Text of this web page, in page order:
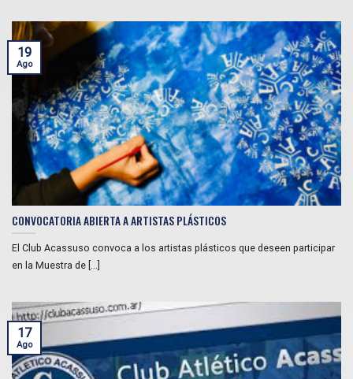
CONVOCATORIA ABIERTA A ARTISTAS PLÁSTICOS
El Club Acassuso convoca a los artistas plásticos que deseen participar
en la Muestra de [...]
19
Ago
17
Ago